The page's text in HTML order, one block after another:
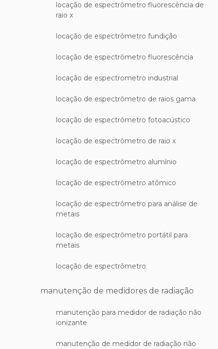
locação de espectrômetro fluorescência de
raio x
locação de espectrômetro fundição
locação de espectrômetro fluorescência
locação de espectrometro industrial
locação de espectrômetro de raios gama
locação de espectrômetro fotoacústico
locação de espectrômetro de raio x
locação de espectrômetro alumínio
locação de espectrômetro atômico
locação de espectrômetro para análise de
metais
locação de espectrômetro portátil para
metais
locação de espectrômetro
manutenção de medidores de radiação
manutenção para medidor de radiação não
ionizante
manutenção de medidor de radiação não